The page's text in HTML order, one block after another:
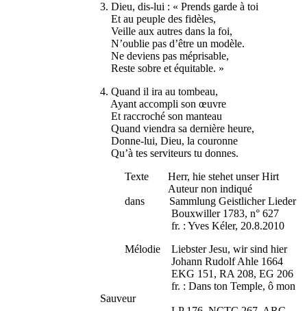
3. Dieu, dis-lui : « Prends garde à toi
Et au peuple des fidèles,
Veille aux autres dans la foi,
N’oublie pas d’être un modèle.
Ne deviens pas méprisable,
Reste sobre et équitable. »
4. Quand il ira au tombeau,
Ayant accompli son œuvre
Et raccroché son manteau
Quand viendra sa dernière heure,
Donne-lui, Dieu, la couronne
Qu’à tes serviteurs tu donnes.
Texte Herr, hie stehet unser Hirt
Auteur non indiqué
dans Sammlung Geistlicher Lieder
Bouxwiller 1783, n° 627
fr. : Yves Kéler, 20.8.2010
Mélodie Liebster Jesu, wir sind hier
Johann Rudolf Ahle 1664
EKG 151, RA 208, EG 206
fr. : Dans ton Temple, ô mon
Sauveur